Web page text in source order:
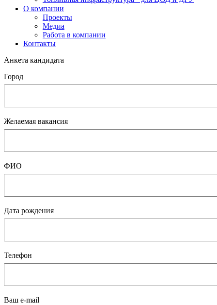
О компании
Проекты
Медиа
Работа в компании
Контакты
Анкета кандидата
Город
Желаемая вакансия
ФИО
Дата рождения
Телефон
Ваш e-mail